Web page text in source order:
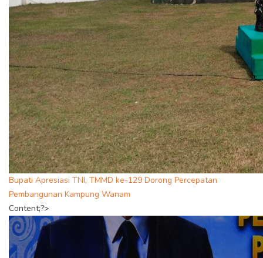
Bupati Apresiasi TNI, TMMD ke-129 Dorong Percepatan
Pembangunan Kampung Wanam
Content;?>